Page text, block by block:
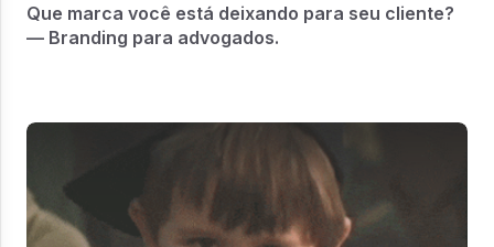
Que marca você está deixando para seu cliente?
— Branding para advogados.